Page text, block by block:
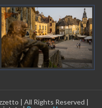
| All Rights Reserved |